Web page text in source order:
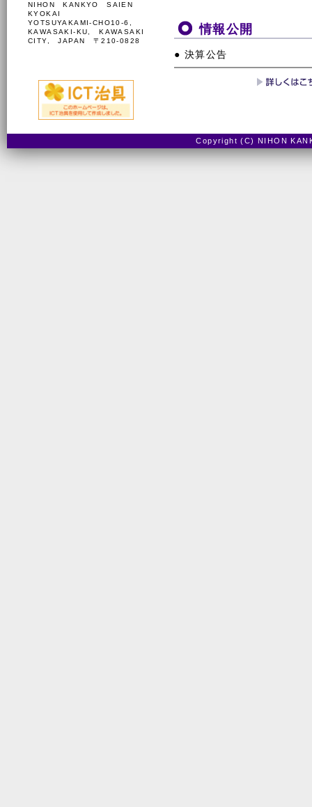
NIHON KANKYO SAIEN
KYOKAI
YOTSUYAKAMI-CHO10-6,
KAWASAKI-KU, KAWASAKI
CITY, JAPAN 〒210-0828
情報公開
● 決算公告
Copyright (C) NIHON